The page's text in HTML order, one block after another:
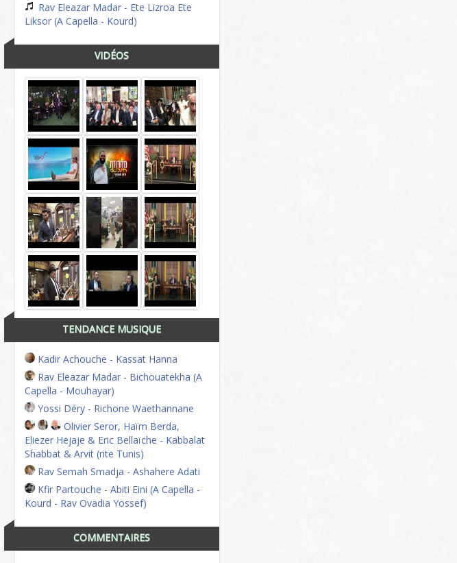
Rav Eleazar Madar - Ete Lizroa Ete
Liksor (A Capella - Kourd)
VIDÉOS
TENDANCE MUSIQUE
Kadir Achouche - Kassat Hanna
Rav Eleazar Madar - Bichouatekha (A
Capella - Mouhayar)
Yossi Déry - Richone Waethannane
Olivier Seror, Haïm Berda,
Eliezer Hejaje & Eric Bellaïche - Kabbalat
Shabbat & Arvit (rite Tunis)
Rav Semah Smadja - Ashahere Adati
Kfir Partouche - Abiti Eini (A Capella -
Kourd - Rav Ovadia Yossef)
COMMENTAIRES